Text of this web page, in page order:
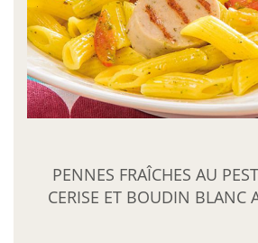
PENNES FRAÎCHES AU
CERISE ET BOUDIN BLANC